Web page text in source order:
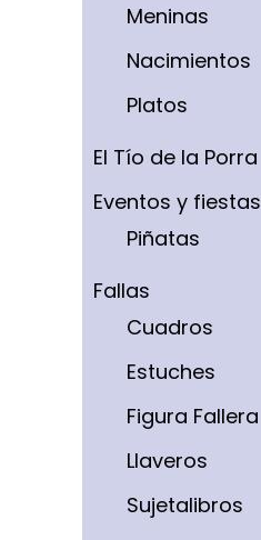
Meninas
Nacimientos
Platos
El Tío de la Porra
Eventos y fiestas
Piñatas
Fallas
Cuadros
Estuches
Figura Fallera
Llaveros
Sujetalibros